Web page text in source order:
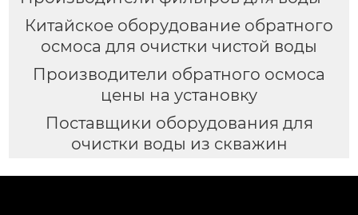
Китайское оборудование обратного
осмоса для очистки чистой воды
Производители обратного осмоса
цены на установку
Поставщики оборудования для
очистки воды из скважин